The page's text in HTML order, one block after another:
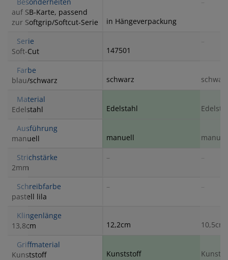
auf SB-Karte, passend
zur Softgrip/Softcut-Serie
in Hängeverpackung
Serie
Soft-Cut
147501
–
Farbe
blau/schwarz
schwarz
Material
Edelstahl
Edelstahl
Ausführung
manuell
manuell
Strichstärke
2mm
– –
Schreibfarbe
pastell lila
– –
Klingenlänge
13,8cm
12,2cm 10,5cm
Griffmaterial
Kunststoff
Kunststoff